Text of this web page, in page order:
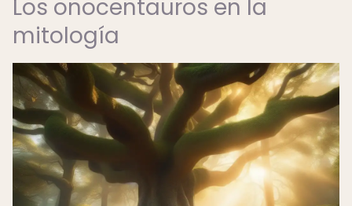
Los onocentauros en la
mitología